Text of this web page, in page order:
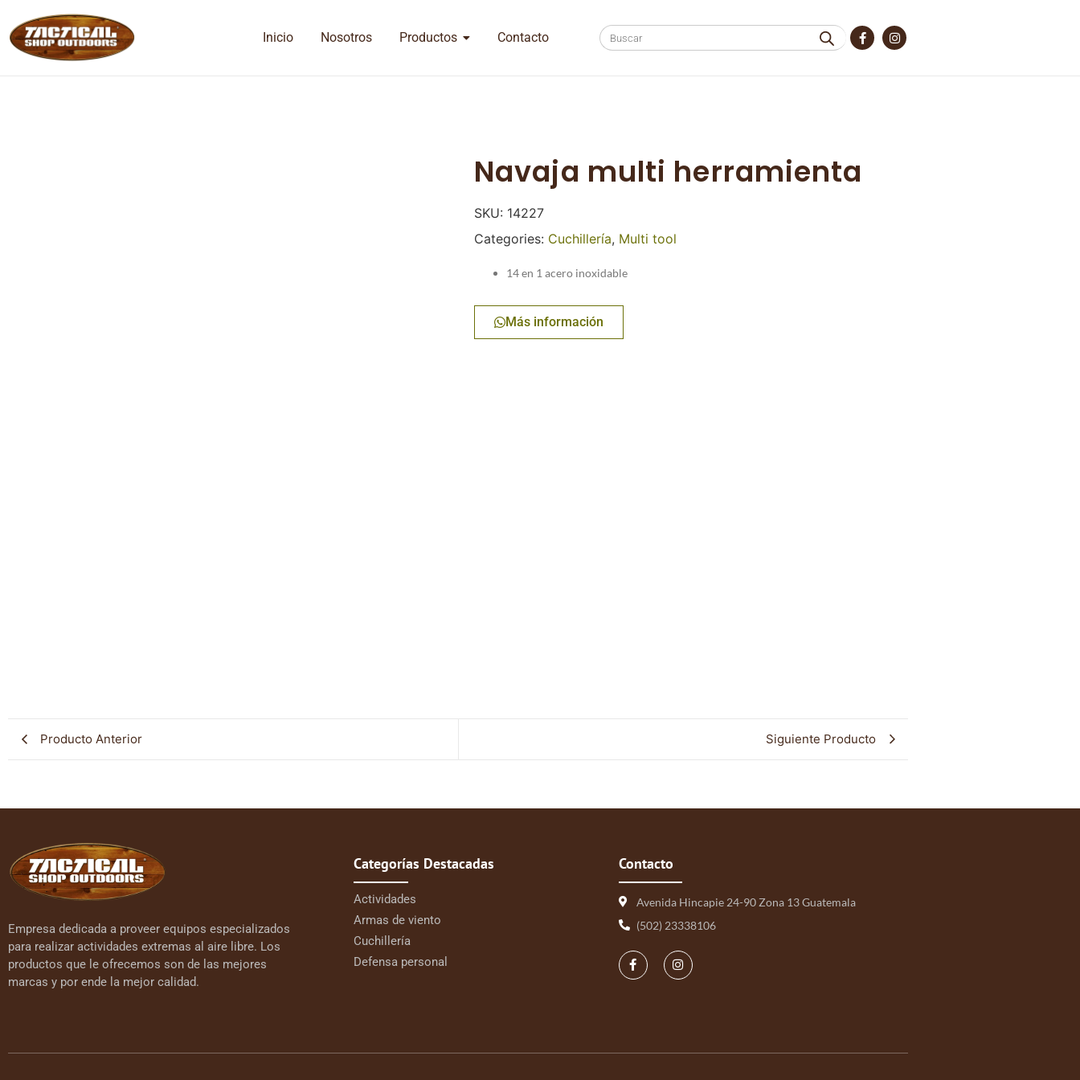
Inicio Nosotros Productos Contacto
Navaja multi herramienta
SKU: 14227
Categories: Cuchillería, Multi tool
14 en 1 acero inoxidable
Más información
Producto Anterior Siguiente Producto
Empresa dedicada a proveer equipos especializados
para realizar actividades extremas al aire libre. Los
productos que le ofrecemos son de las mejores
marcas y por ende la mejor calidad.
Categorías Destacadas
Actividades
Armas de viento
Cuchillería
Defensa personal
Contacto
Avenida Hincapie 24-90 Zona 13 Guatemala
(502) 23338106